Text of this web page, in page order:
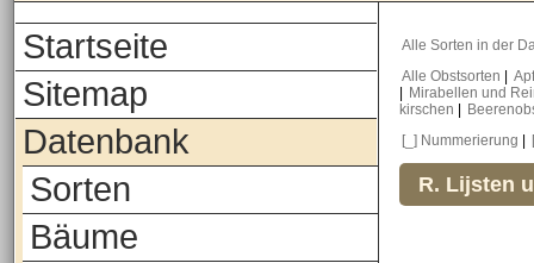
Startseite
Sitemap
Datenbank
Sorten
Bäume
Alle Sorten in der
Alle Obstsorten
Mirabellen und
kirschen
[_] Nummerierung
R. Lijsten